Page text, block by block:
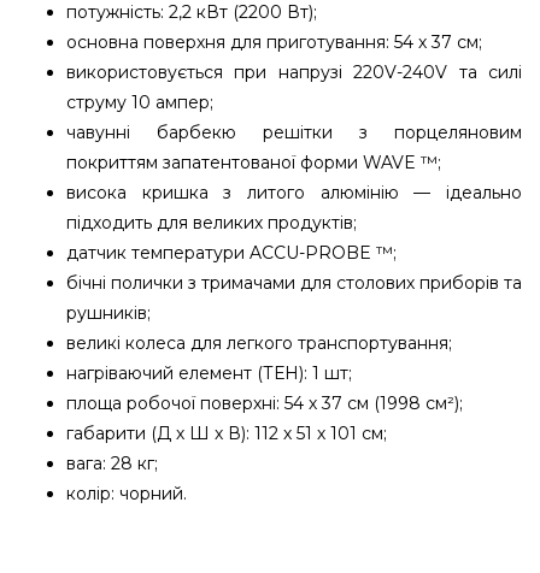
потужність: 2,2 кВт (2200 Вт);
основна поверхня для приготування: 54 х 37 см;
використовується при напрузі 220V-240V та силі
струму 10 ампер;
чавунні барбекю решітки з порцеляновим
покриттям запатентованої форми WAVE ™;
висока кришка з литого алюмінію — ідеально
підходить для великих продуктів;
датчик температури ACCU-PROBE ™;
бічні полички з тримачами для столових приборів та
рушників;
великі колеса для легкого транспортування;
нагріваючий елемент (ТЕН): 1 шт;
площа робочої поверхні: 54 х 37 см (1998 см²);
габарити (Д х Ш х В): 112 х 51 х 101 см;
вага: 28 кг;
колір: чорний.